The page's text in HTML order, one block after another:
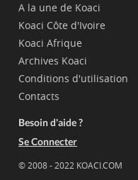
A la une de Koaci
Koaci Côte d'Ivoire
Koaci Afrique
Archives Koaci
Conditions d'utilisation
Contacts
Besoin d'aide ?
Se Connecter
© 2008 - 2022 KOACI.COM